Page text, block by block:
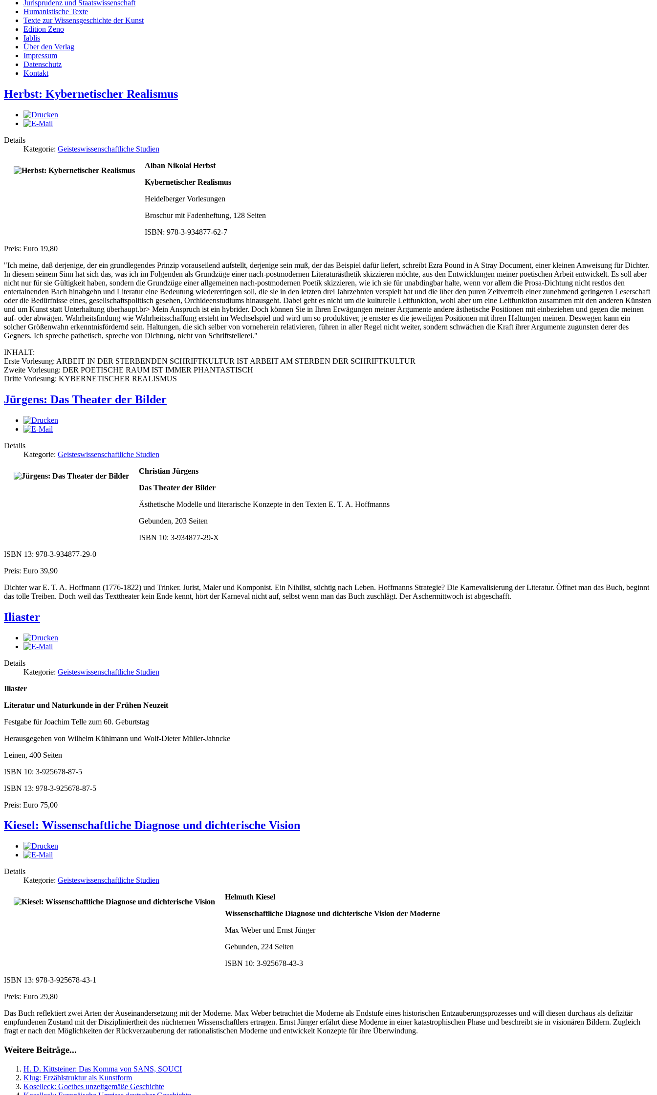
Jurisprudenz und Staatswissenschaft
Humanistische Texte
Texte zur Wissensgeschichte der Kunst
Edition Zeno
Iablis
Über den Verlag
Impressum
Datenschutz
Kontakt
Herbst: Kybernetischer Realismus
Details
Kategorie: Geisteswissenschaftliche Studien
Alban Nikolai Herbst
Kybernetischer Realismus
Heidelberger Vorlesungen
Broschur mit Fadenheftung, 128 Seiten
ISBN: 978-3-934877-62-7
Preis: Euro 19,80
"Ich meine, daß derjenige, der ein grundlegendes Prinzip vorauseilend aufstellt, derjenige sein muß, der das Beispiel dafür liefert, schreibt Ezra Pound in A Stray Document, einer kleinen Anweisung für Dichter.
In diesem seinem Sinn hat sich das, was ich im Folgenden als Grundzüge einer nach-postmodernen Literaturästhetik skizzieren möchte, aus den Entwicklungen meiner poetischen Arbeit entwickelt. Es soll aber
nicht nur für sie Gültigkeit haben, sondern die Grundzüge einer allgemeinen nach-postmodernen Poetik skizzieren, wie ich sie für unabdingbar halte, wenn vor allem die Prosa-Dichtung nicht restlos den
entertainenden Bach hinabgehn und Literatur eine Bedeutung wiedererringen soll, die sie in den letzten drei Jahrzehnten verspielt hat und die über den puren Zeitvertreib einer zunehmend geringeren Leserschaft
oder die Bedürfnisse eines, gesellschaftspolitisch gesehen, Orchideenstudiums hinausgeht. Dabei geht es nicht um die kulturelle Leitfunktion, wohl aber um eine Leitfunktion zusammen mit den anderen Künsten
und um Kunst statt Unterhaltung überhaupt.br> Mein Anspruch ist ein hybrider. Doch können Sie in Ihren Erwägungen meiner Argumente andere ästhetische Positionen mit einbeziehen und gegen die meinen
auf- oder abwägen. Wahrheitsfindung wie Wahrheitsschaffung ersteht im Wechselspiel und wird um so produktiver, je ernster es die jeweiligen Positionen mit ihren Haltungen meinen. Deswegen kann ein
solcher Größenwahn erkenntnisfördernd sein. Haltungen, die sich selber von vorneherein relativieren, führen in aller Regel nicht weiter, sondern schwächen die Kraft ihrer Argumente zugunsten derer des
Gegners. Ich spreche pathetisch, spreche von Dichtung, nicht von Schriftstellerei."
INHALT:
Erste Vorlesung: ARBEIT IN DER STERBENDEN SCHRIFTKULTUR IST ARBEIT AM STERBEN DER SCHRIFTKULTUR
Zweite Vorlesung: DER POETISCHE RAUM IST IMMER PHANTASTISCH
Dritte Vorlesung: KYBERNETISCHER REALISMUS
Jürgens: Das Theater der Bilder
Details
Kategorie: Geisteswissenschaftliche Studien
Christian Jürgens
Das Theater der Bilder
Ästhetische Modelle und literarische Konzepte in den Texten E. T. A. Hoffmanns
Gebunden, 203 Seiten
ISBN 10: 3-934877-29-X
ISBN 13: 978-3-934877-29-0
Preis: Euro 39,90
Dichter war E. T. A. Hoffmann (1776-1822) und Trinker. Jurist, Maler und Komponist. Ein Nihilist, süchtig nach Leben. Hoffmanns Strategie? Die Karnevalisierung der Literatur. Öffnet man das Buch, beginnt
das tolle Treiben. Doch weil das Texttheater kein Ende kennt, hört der Karneval nicht auf, selbst wenn man das Buch zuschlägt. Der Aschermittwoch ist abgeschafft.
Iliaster
Details
Kategorie: Geisteswissenschaftliche Studien
Iliaster
Literatur und Naturkunde in der Frühen Neuzeit
Festgabe für Joachim Telle zum 60. Geburtstag
Herausgegeben von Wilhelm Kühlmann und Wolf-Dieter Müller-Jahncke
Leinen, 400 Seiten
ISBN 10: 3-925678-87-5
ISBN 13: 978-3-925678-87-5
Preis: Euro 75,00
Kiesel: Wissenschaftliche Diagnose und dichterische Vision
Details
Kategorie: Geisteswissenschaftliche Studien
Helmuth Kiesel
Wissenschaftliche Diagnose und dichterische Vision der Moderne
Max Weber und Ernst Jünger
Gebunden, 224 Seiten
ISBN 10: 3-925678-43-3
ISBN 13: 978-3-925678-43-1
Preis: Euro 29,80
Das Buch reflektiert zwei Arten der Auseinandersetzung mit der Moderne. Max Weber betrachtet die Moderne als Endstufe eines historischen Entzauberungsprozesses und will diesen durchaus als defizitär
empfundenen Zustand mit der Diszipliniertheit des nüchternen Wissenschaftlers ertragen. Ernst Jünger erfährt diese Moderne in einer katastrophischen Phase und beschreibt sie in visionären Bildern. Zugleich
fragt er nach den Möglichkeiten der Rückverzauberung der rationalistischen Moderne und entwickelt Konzepte für ihre Überwindung.
Weitere Beiträge...
H. D. Kittsteiner: Das Komma von SANS, SOUCI
Klug: Erzählstruktur als Kunstform
Koselleck: Goethes unzeitgemäße Geschichte